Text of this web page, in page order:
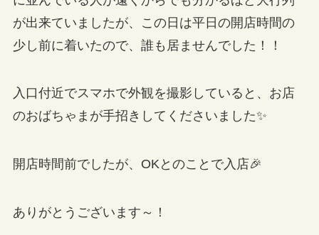
が出来ていましたが、この日は平日の開店時間の
少し前に着いたので、誰も居ませんでした！！
入口付近でスマホで外観を撮影していると、お店
のおばちゃまが手招きしてくださいました✨
開店時間前でしたが、OKとのことで入店🎉
ありがとうございます～！